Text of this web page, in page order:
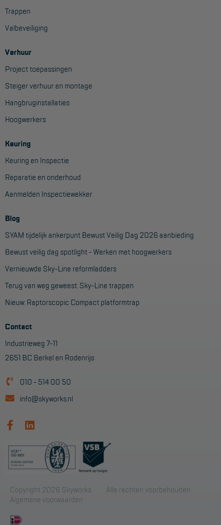
Trappen
Valbeveiliging
Verhuur
Project toepassingen
Steiger verhuur en montage
Hangbruginstallaties
Hoogwerkers
Keuring
Keuring en Inspectie
Reparatie en onderhoud
Aanmelden Inspectiewekker
Blog
SYAM tijdelijk ankerpunt Bewust Veilig Dag 2026 aanbieding
Bewust veilig dag spotlight - Werken met hoogwerkers
Vernieuwde Sky-Line reformladders
Terug van weg geweest: Sky-Line trappen
Nieuw: Raptorscopic Compact platformtrap
Contact
Industrieweg 7-11
2651 BC Berkel en Rodenrijs
010 - 514 00 50
info@skyworks.nl
Copyright 2026 Skyworks
Alle rechten voorbehouden
Algemene voorwaarden